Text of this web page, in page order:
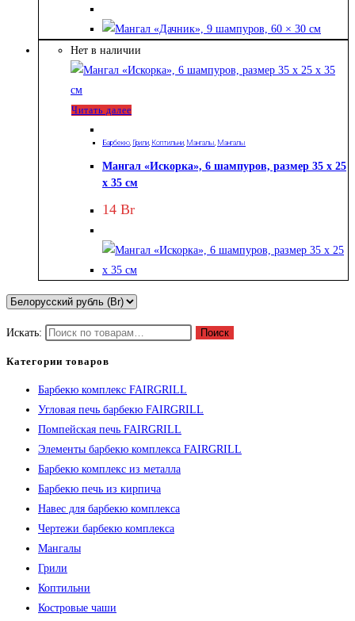
Нет в наличии
Читать далее
Барбекю, Грили, Коптильни, Мангалы, Мангалы
Мангал «Искорка», 6 шампуров, размер 35 х 25
х 35 см
14 Br
Искать: Поиск
Категории товаров
Барбекю комплекс FAIRGRILL
Угловая печь барбекю FAIRGRILL
Помпейская печь FAIRGRILL
Элементы барбекю комплекса FAIRGRILL
Барбекю комплекс из металла
Барбекю печь из кирпича
Навес для барбекю комплекса
Чертежи барбекю комплекса
Мангалы
Грили
Коптильни
Костровые чаши